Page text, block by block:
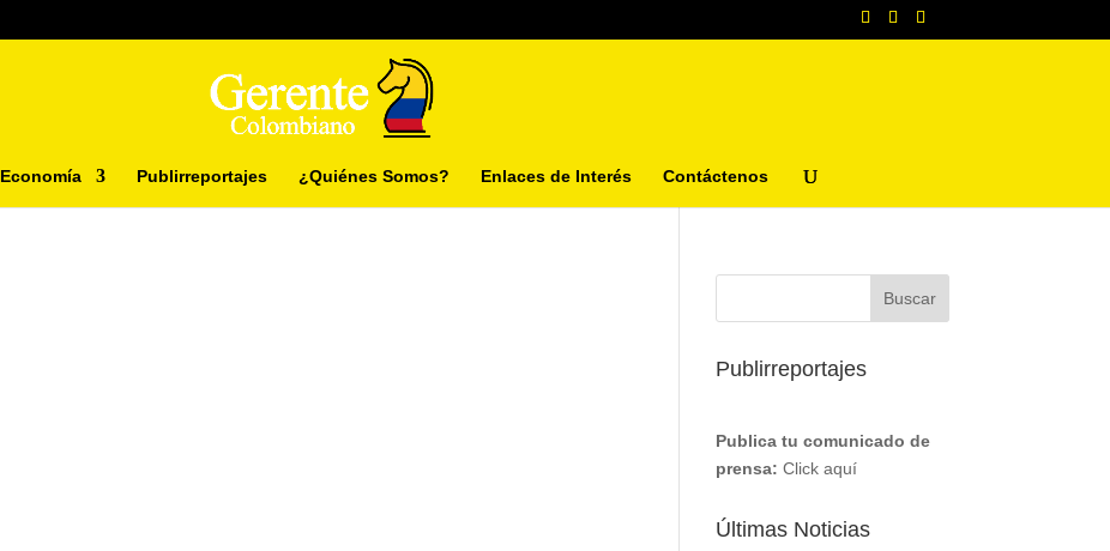
Economía Publirreportajes ¿Quiénes Somos? Enlaces de Interés Contáctenos
Publirreportajes
Publica tu comunicado de
prensa: Click aquí
Últimas Noticias